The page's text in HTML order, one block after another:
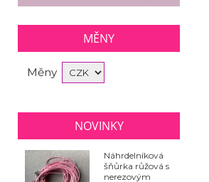
MĚNY
Měny
NOVINKY
Náhrdelníková
šňůrka růžová s
nerezovým